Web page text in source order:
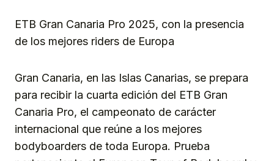
ETB Gran Canaria Pro 2025, con la presencia
de los mejores riders de Europa
Gran Canaria, en las Islas Canarias, se prepara
para recibir la cuarta edición del ETB Gran
Canaria Pro, el campeonato de carácter
internacional que reúne a los mejores
bodyboarders de toda Europa. Prueba